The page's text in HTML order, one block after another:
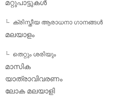
മറ്റുപാട്ടുകള്‍
ക്രിസ്തീയ ആരാധനാ ഗാനങ്ങള്‍
മലയാളം
തെറ്റും ശരിയും
മാസിക
യാത്രാവിവരണം
ലോക മലയാളി